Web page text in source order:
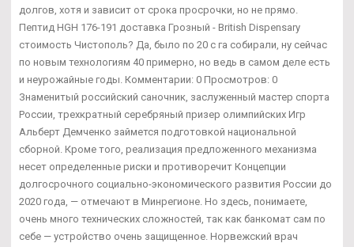
долгов, хотя и зависит от срока просрочки, но не прямо.
Пептид HGH 176-191 доставка Грозный - British Dispensary
стоимость Чистополь? Да, было по 20 с га собирали, ну сейчас
по новым технологиям 40 примерно, но ведь в самом деле есть
и неурожайные годы. Комментарии: 0 Просмотров: 0
Знаменитый российский саночник, заслуженный мастер спорта
России, трехкратный серебряный призер олимпийских Игр
Альберт Демченко займется подготовкой национальной
сборной. Кроме того, реализация предложенного механизма
несет определенные риски и противоречит Концепции
долгосрочного социально-экономического развития России до
2020 года, — отмечают в Минрегионе. Но здесь, понимаете,
очень много технических сложностей, так как банкомат сам по
себе — устройство очень защищенное. Норвежский врач